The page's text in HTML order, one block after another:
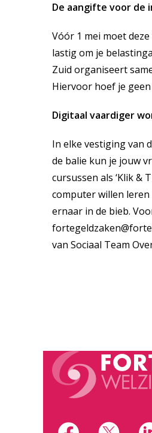
De aangifte voor de
Vóór 1 mei moet
lastig om je
Zuid organiseert
Hiervoor hoef je
Digitaal vaardiger
In elke vestiging van
de balie kun je jouw
cursussen als ‘Klik &
computer willen
ernaar in de bieb.
van Sociaal Team